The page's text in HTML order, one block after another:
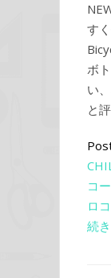
す
ボ
い
と
コ
ロ
続